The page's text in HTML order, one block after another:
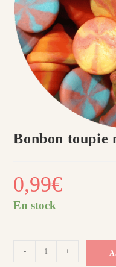
Bonbon toupie
0,99€
En stock
- +